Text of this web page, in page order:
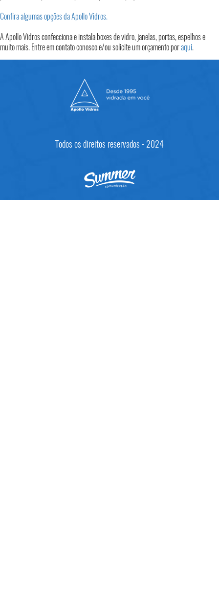
Confira algumas opções da Apollo Vidros.
A Apollo Vidros confecciona e instala boxes de vidro, janelas, portas, espelhos e
muito mais. Entre em contato conosco e/ou solicite um orçamento poraqui.
Todos os direitos reservados - 2024